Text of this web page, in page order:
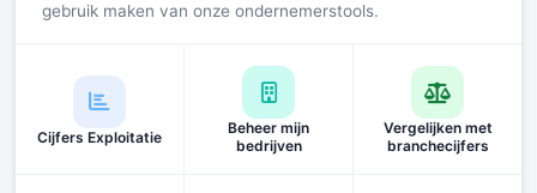
gebruik maken van onze ondernemerstools.
Cijfers Exploitatie
Beheer mijn
bedrijven
Vergelijken met
branchecijfers